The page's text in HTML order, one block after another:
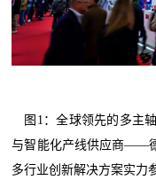
图1：全球领先的多主
与智能化产线供应商——
多行业创新解决方案实力